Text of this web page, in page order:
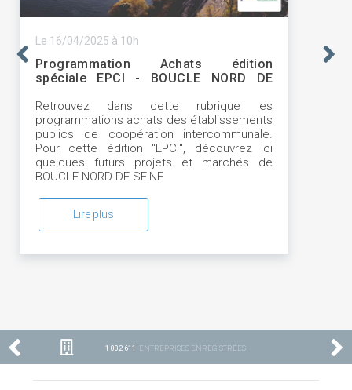
Le 16/04/2025 à 10h
Programmation Achats édition
spéciale EPCI - BOUCLE NORD DE
Retrouvez dans cette rubrique les
programmations achats des établissements
publics de coopération intercommunale.
Pour cette édition "EPCI", découvrez ici
quelques futurs projets et marchés de
BOUCLE NORD DE SEINE
Lire plus
1 002 611 ENTREPRISES ENREGISTRÉES